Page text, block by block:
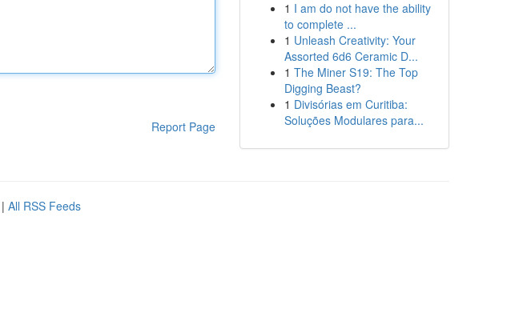
Report Page
1 I am do not have the ability
to complete ...
1 Unleash Creativity: Your
Assorted 6d6 Ceramic D...
1 The Miner S19: The Top
Digging Beast?
1 Divisórias em Curitiba:
Soluções Modulares para...
| All RSS Feeds